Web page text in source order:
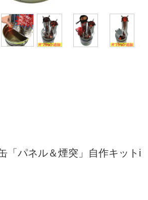
「パネル＆煙突」自作キットi